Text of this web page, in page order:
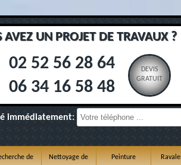
AVEZ UN PROJET DE TRAVAUX ?
02 52 56 28 64
06 34 16 58 48
DEVIS
GRATUIT
immédiatement:
de
Nettoyage de
Peinture